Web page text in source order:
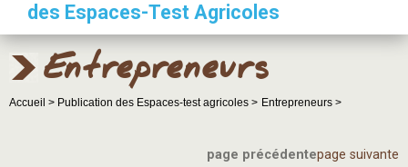
des Espaces-Test Agricoles
Entrepreneurs
Accueil > Publication des Espaces-test agricoles > Entrepreneurs >
page précédentepage suivante